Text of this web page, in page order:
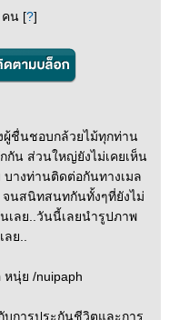
คน [?]
ผู้ชื่นชอบกล้วยไม้ทุกท่าน
กัน ส่วนใหญ่ยังไม่เคยเห็น
บางท่านติดต่อกันทางเมล
นสนิทสนทกันทั้งๆที่ยังไม่
เลย..วันนี้เลยนำรูปภาพ
ย..
นุ่ย /nuipaph
บการประกันชีวิตและการ